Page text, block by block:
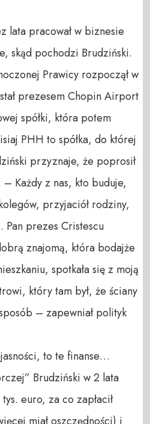
lata pracował w biznesie
skąd pochodzi Brudziński.
Prawicy rozpoczął w
prezesem Chopin Airport
spółki, która potem
PHH to spółka, do której
przyznaje, że poprosił
Każdy z nas, kto buduje,
przyjaciół rodziny,
prezes Cristescu
znajomą, która bodajże
spotkała się z moją
który tam był, że ściany
– zapewniał polityk
to te finanse…
Brudziński w 2 lata
euro, za co zapłacił